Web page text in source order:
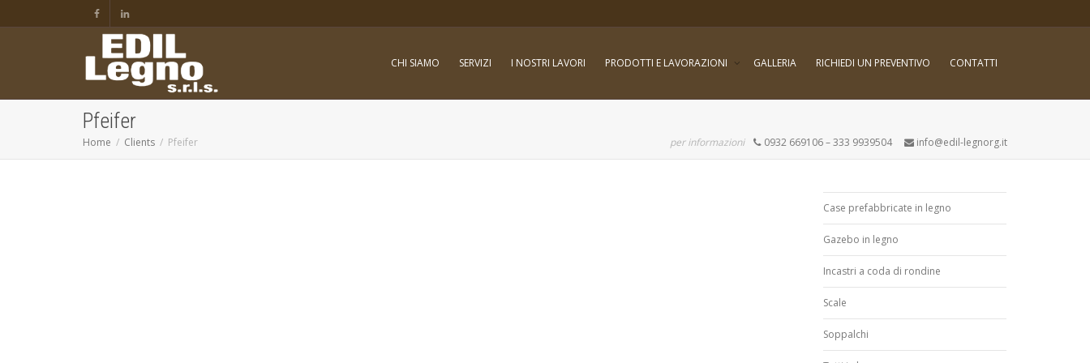
CHI SIAMO SERVIZI I NOSTRI LAVORI PRODOTTI E LAVORAZIONI GALLERIA RICHIEDI UN PREVENTIVO CONTATTI
Pfeifer
Home Clients Pfeifer per informazioni 0932 669106 – 333 9939504 info@edil-legnorg.it
Case prefabbricate in legno
Gazebo in legno
Incastri a coda di rondine
Scale
Soppalchi